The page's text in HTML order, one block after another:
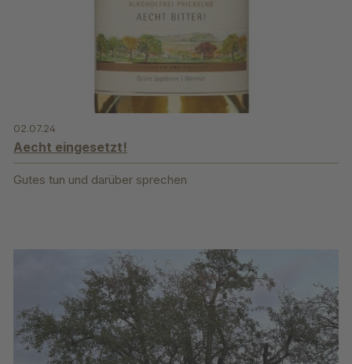
02.07.24
Aecht eingesetzt!
Gutes tun und darüber sprechen